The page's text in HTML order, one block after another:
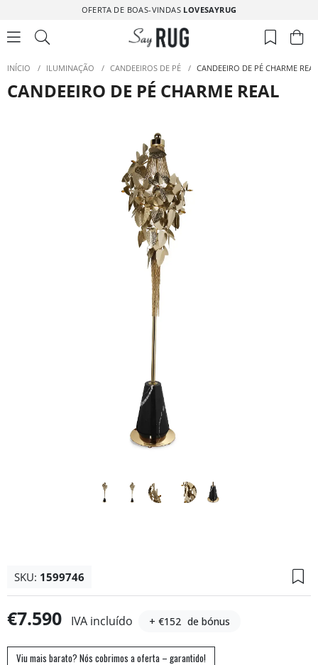
OFERTA DE BOAS-VINDAS LOVESAYRUG
INÍCIO / ILUMINAÇÃO / CANDEEIROS DE PÉ / CANDEEIRO DE PÉ CHARME REAL
CANDEEIRO DE PÉ CHARME REAL
SKU: 1599746
€7.590 IVA incluído + €152 de bónus
Viu mais barato? Nós cobrimos a oferta – garantido!